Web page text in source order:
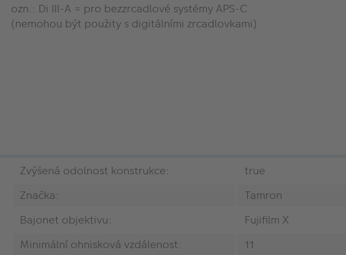
ozn.: Di III-A = pro bezzrcadlové systémy APS-C
(nemohou být použity s digitálními zrcadlovkami)
Zvýšená odolnost konstrukce:
true
Značka:
Tamron
Bajonet objektivu:
Fujifilm X
Minimální ohnisková vzdálenost:
11